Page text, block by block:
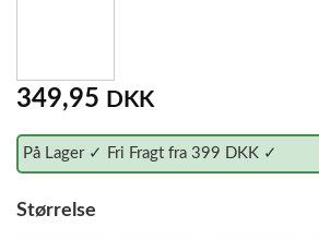
349,95 DKK
På Lager ✓ Fri Fragt fra 399 DKK ✓
Størrelse